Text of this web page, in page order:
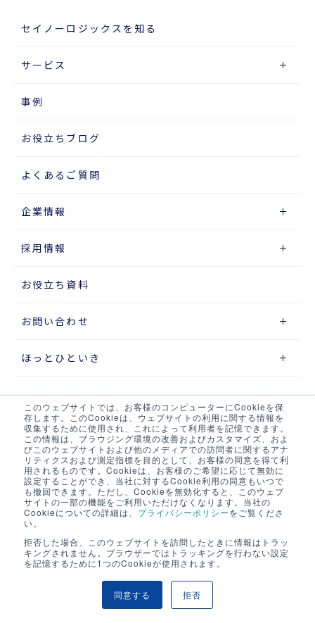
このウェブサイトでは、お客様のコンピューターにCookieを保
存します。このCookieは、ウェブサイトの利用に関する情報を
収集するために使用され、これによって利用者を記憶できます。
この情報は、ブラウジング環境の改善およびカスタマイズ、およ
びこのウェブサイトおよび他のメディアでの訪問者に関するアナ
リティクスおよび測定指標を目的として、お客様の同意を得て利
用されるものです。Cookieは、お客様のご希望に応じて無効に
設定することができ、当社に対するCookie利用の同意もいつで
も撤回できます。ただし、Cookieを無効化すると、このウェブ
サイトの一部の機能をご利用いただけなくなります。当社の
Cookieについての詳細は、 プライバシーポリシーをご覧くださ
い。
拒否した場合、このウェブサイトを訪問したときに情報はトラッ
キングされません。ブラウザーではトラッキングを行わない設定
を記憶するために1つのCookieが使用されます。
同意する 拒否
セイノーロジックスを知る
サービス
事例
お役立ちブログ
よくあるご質問
企業情報
採用情報
お役立ち資料
お問い合わせ
ほっとひといき
サイトマップ
プライバシーポリシー
ウェブアクセシビリティポリシー
当サイト・当社システムについて
LOGIX NET会員について
LOGIX NET会員規約
COPYRIGHT © SEINO LOGIX CO .,LTD. ALL RIGHTS RESERVED